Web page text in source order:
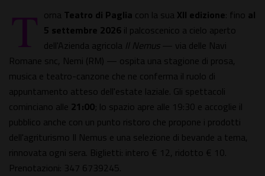
T orna Teatro di Paglia con la sua XII edizione: fino al
5 settembre 2026 il palcoscenico a cielo aperto
dell'Azienda agricola Il Nemus— via delle Navi
Romane snc, Nemi (RM) — ospita una stagione di prosa,
musica e teatro-canzone che ne conferma il ruolo di
appuntamento atteso dell'estate laziale. Gli spettacoli
cominciano alle 21:00; lo spazio apre alle 19:30 e accoglie il
pubblico anche con un punto ristoro che propone i prodotti
dell'agriturismo Il Nemus e una selezione di bevande a tema,
rinnovata ogni sera. Biglietti: intero € 12, ridotto € 10.
Prenotazioni: 347 6739245.